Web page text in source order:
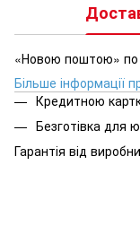
«Новою поштою» по
Більше інформації
Кредитною
Безготівка для
Гарантія від